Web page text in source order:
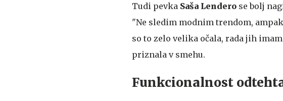
Tudi pevka Saša Lendero se bolj
"Ne sledim modnim trendom,
so to zelo velika očala, rada jih
priznala v smehu.
Funkcionalnost